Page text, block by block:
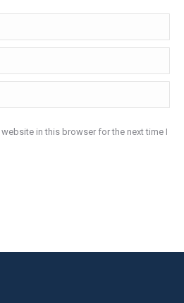
in this browser for the next time I